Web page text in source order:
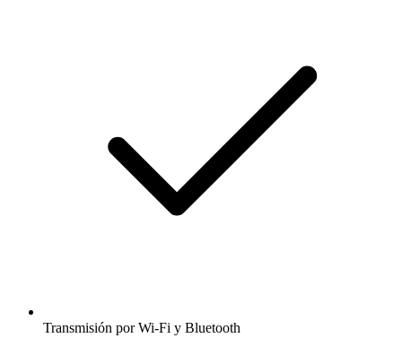
Transmisión por Wi-Fi y Bluetooth